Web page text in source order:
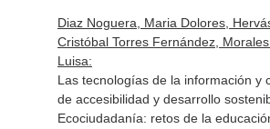
Diaz Noguera, Maria Dolores,
Cristóbal Torres Fernández,
Luisa:
Las tecnologías de la información y
de accesibilidad y desarrollo
Ecociudadanía: retos de la